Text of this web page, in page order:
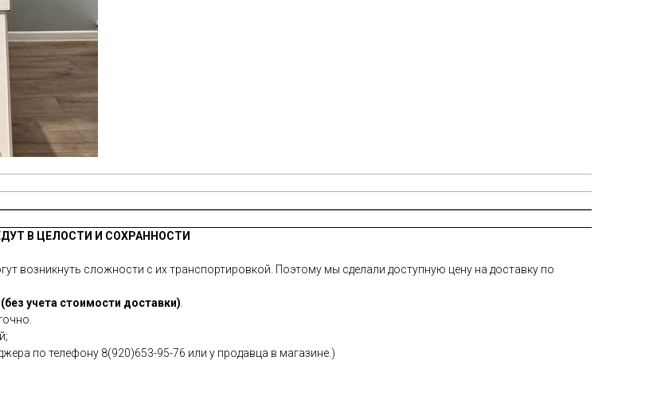
В ЦЕЛОСТИ И СОХРАННОСТИ
возникнуть сложности с их транспортировкой. Поэтому мы сделали доступную цену на доставку по
учета стоимости доставки)
по телефону 8(920)653-95-76 или у продавца в магазине.)